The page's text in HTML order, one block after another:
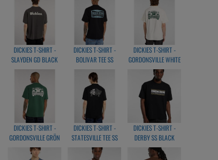
DICKIES T-SHIRT -
SLAYDEN GD BLACK
DICKIES T-SHIRT -
BOLIVAR TEE SS
DICKIES T-SHIRT -
GORDONSVILLE WHITE
DICKIES T-SHIRT -
GORDONSVILLE GRÖN
DICKIES T-SHIRT -
STATESVILLE TEE SS
BLACK
DICKIES T-SHIRT -
DERBY SS BLACK